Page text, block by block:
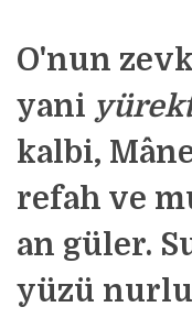
O'nun
yani
kalbi,
refah ve
an güler.
yüzü